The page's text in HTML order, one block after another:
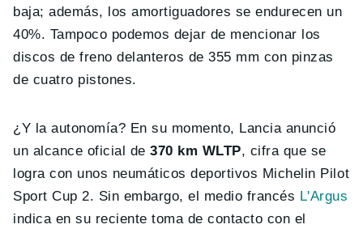
baja; además, los amortiguadores se endurecen un
40%. Tampoco podemos dejar de mencionar los
discos de freno delanteros de 355 mm con pinzas
de cuatro pistones.
¿Y la autonomía? En su momento, Lancia anunció
un alcance oficial de 370 km WLTP, cifra que se
logra con unos neumáticos deportivos Michelin Pilot
Sport Cup 2. Sin embargo, el medio francés L'Argus
indica en su reciente toma de contacto con el